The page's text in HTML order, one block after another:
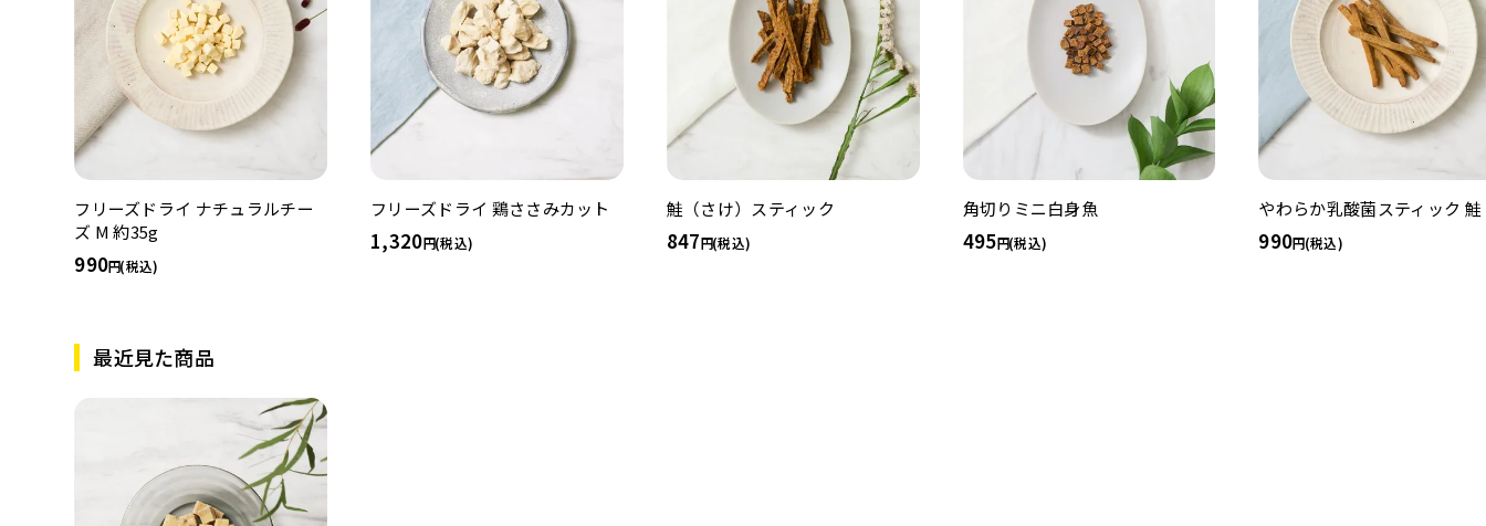
フリーズドライ ナチュラルチー
ズ M 約35g
990 (税込)
フリーズドライ 鶏ささみカット
1,320 (税込)
鮭（さけ）スティック
847 (税込)
角切りミニ白身魚
495 (税込)
やわらか乳酸菌スティック 鮭
990 (税込)
最近見た商品